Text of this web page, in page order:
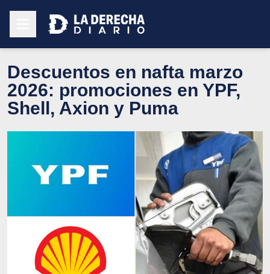
Descuentos en nafta marzo
2026: promociones en YPF,
Shell, Axion y Puma